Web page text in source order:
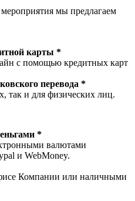
мы предлагаем
карты *
с помощью кредитных карт
перевода *
так и для физических лиц.
*
валютами
и WebMoney.
Компании или наличными